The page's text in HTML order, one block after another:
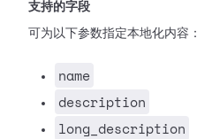
支持的字段
可为以下参数指定本地化内容：
name
description
long_description